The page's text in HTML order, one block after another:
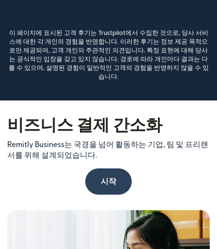
이 페이지에 표시된 고객 후기는 Trustpilot에서 수집한 것으로, 당사 서비
스에 대한 각 개인의 경험을 반영합니다. 이러한 후기는 정보 제공 목적으
로만 제공되며, 고객 개인의 주관적인 의견입니다. 특정 표현에 대해 당사
는 공식적인 입장을 갖고 있지 않습니다. 경로에 따라 개인마다 결과는 다
를 수 있으며, 설명된 경험이 일반적인 고객의 경험을 반영하지 않을 수 있
습니다.
비즈니스 결제 간소화
Remitly Business는 국경을 넘어 활동하는 기업, 팀 및 프리랜
서를 위해 설계되었습니다.
시작